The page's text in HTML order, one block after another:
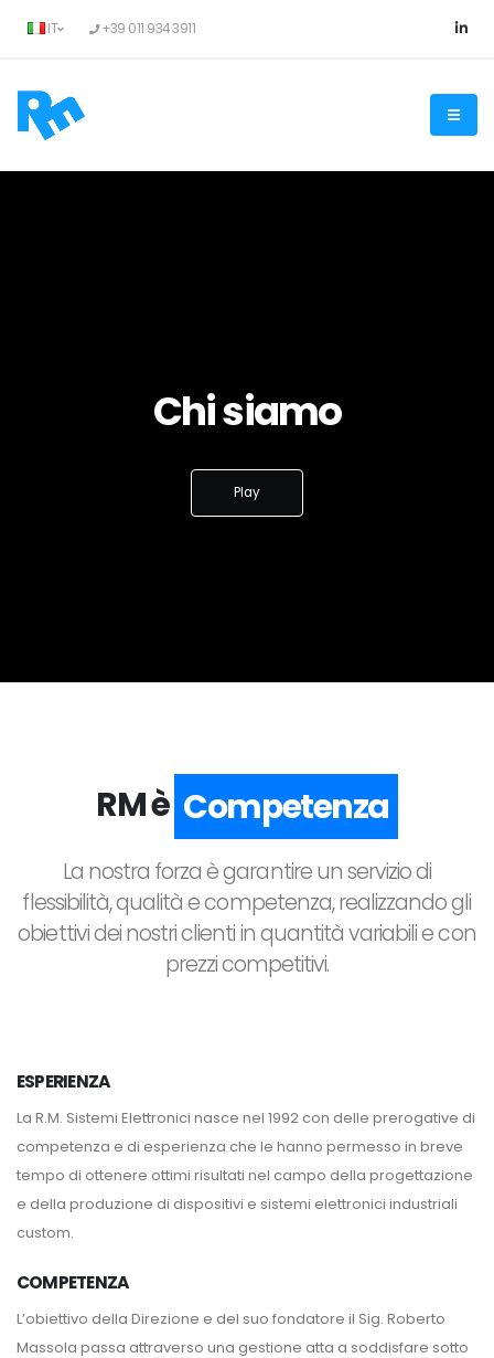
IT +39 011 934 3911
Chi siamo
Play
RM è Qualità
La nostra forza è garantire un servizio di
flessibilità, qualità e competenza, realizzando gli
obiettivi dei nostri clienti in quantità variabili e con
prezzi competitivi.
ESPERIENZA
La R.M. Sistemi Elettronici nasce nel 1992 con delle prerogative di
competenza e di esperienza che le hanno permesso in breve
tempo di ottenere ottimi risultati nel campo della progettazione
e della produzione di dispositivi e sistemi elettronici industriali
custom.
COMPETENZA
L’obiettivo della Direzione e del suo fondatore il Sig. Roberto
Massola passa attraverso una gestione atta a soddisfare sotto